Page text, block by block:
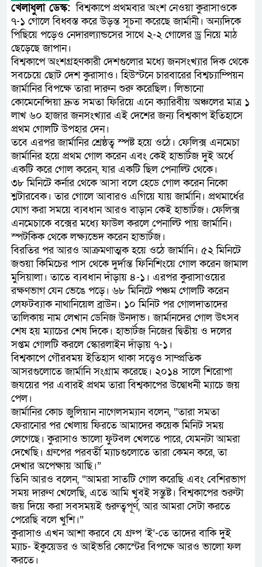
খেলাধুলা ডেস্ক: বিশ্বকাপে প্রথমবার অংশ নেওয়া কুরাসাওকে
৭-১ গোলে বিধ্বস্ত করে উড়ন্ত সূচনা করেছে জার্মানী। অন্যদিকে
পিছিয়ে পড়েও নেদারল্যান্ডসের সাথে ২-২ গোলের ড্র নিয়ে মাঠ
ছেড়েছে জাপান।
বিশ্বকাপে অংশগ্রহণকারী দেশগুলোর মধ্যে জনসংখ্যার দিক থেকে
সবচেয়ে ছোট দেশ কুরাসাও। হিউস্টনে চারবারের বিশ্বচ্যাম্পিয়ন
জার্মানির বিপক্ষে তারা দারুন শুরু করেছিল। লিভানো
কোমেনেন্সিয়া দ্রুত সমতা ফিরিয়ে এনে ক্যারিবীয় অঞ্চলের মাত্র ১
লাখ ৬০ হাজার জনসংখ্যার এই দেশের জন্য বিশ্বকাপ ইতিহাসে
প্রথম গোলটি উপহার দেন।
তবে এরপর জার্মানির শ্রেষ্ঠত্ব স্পষ্ট হয়ে ওঠে। ফেলিক্স এনমেচা
জার্মানির হয়ে প্রথম গোল করেন এবং কেই হাভার্টজ দুই অর্ধে
একটি করে গোল করেন, যার একটি ছিল পেনাল্টি থেকে।
৩৮ মিনিটে কর্নার থেকে আসা বলে হেডে গোল করেন নিকো
শ্লটারবেক। তার গোলে আবারও এগিয়ে যায় জার্মানি। প্রথমার্ধের
যোগ করা সময়ে ব্যবধান আরও বাড়ান কেই হাভার্টজ। ফেলিক্স
এনমেচাকে বক্সের মধ্যে ফাউল করলে পেনাল্টি পায় জার্মানি।
স্পটকিক থেকে লক্ষ্যভেদ করেন হাভার্টজ।
বিরতির পর আরও আক্রমণাত্মক হয়ে ওঠে জার্মানি। ৫২ মিনিটে
জশুয়া কিমিচের পাস থেকে দুর্দান্ত ফিনিশিংয়ে গোল করেন জামাল
মুসিয়ালা। তাতে ব্যবধান দাঁড়ায় ৪-১। এরপর কুরাসাওয়ের
রক্ষণভাগ যেন ভেঙে পড়ে। ৬৮ মিনিটে পঞ্চম গোলটি করেন
লেফটব্যাক নাথানিয়েল ব্রাউন। ১০ মিনিট পর গোলদাতাদের
তালিকায় নাম লেখান ডেনিজ উনদাভ। জার্মানদের গোল উৎসব
শেষ হয় ম্যাচের শেষ দিকে। হাভার্টজ নিজের দ্বিতীয় ও দলের
সপ্তম গোলটি করলে স্কোরলাইন দাঁড়ায় ৭-১।
বিশ্বকাপে গৌরবময় ইতিহাস থাকা সত্ত্বেও সাম্প্রতিক
আসরগুলোতে জার্মানি সংগ্রাম করেছে। ২০১৪ সালে শিরোপা
জযয়ের পর এবারই প্রথম তারা বিশ্বকাপের উদ্বোধনী ম্যাচে জয়
পেল।
জার্মানির কোচ জুলিয়ান নাগেলসম্যান বলেন, “তারা সমতা
ফেরানোর পর খেলায় ফিরতে আমাদের কয়েক মিনিট সময়
লেগেছে। কুরাসাও ভালো ফুটবল খেলতে পারে, যেমনটা আমরা
দেখেছি। গ্রুপের পরবর্তী ম্যাচগুলোতে তারা কেমন করে, তা
দেখার অপেক্ষায় আছি।”
তিনি আরও বলেন, “আমরা সাতটি গোল করেছি এবং বেশিরভাগ
সময় দারুণ খেলেছি, এতে আমি খুবই সন্তুষ্ট। বিশ্বকাপের শুরুটা
জয় দিয়ে করা সবসময়ই গুরুত্বপূর্ণ, আর আমরা সেটা করতে
পেরেছি বলে খুশি।”
কুরাসাও এখন আশা করবে যে গ্রুপ ‘ই’-তে তাদের বাকি দুই
ম্যাচ- ইকুয়েডর ও আইভরি কোস্টের বিপক্ষে আরও ভালো ফল
করতে।